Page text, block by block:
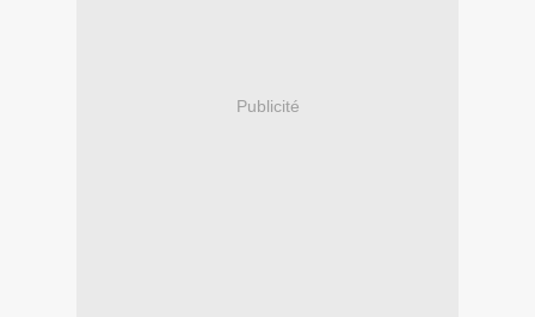
Publicité